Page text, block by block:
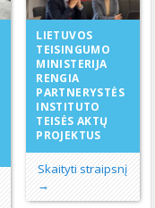
LIETUVOS
TEISINGUMO
MINISTERIJA
RENGIA
PARTNERYSTĖS
INSTITUTO
TEISĖS AKTŲ
PROJEKTUS
Skaityti straipsnį
→